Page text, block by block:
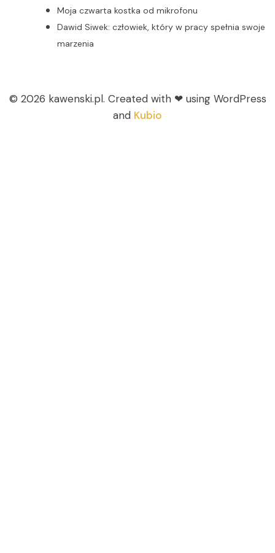
Moja czwarta kostka od mikrofonu
Dawid Siwek: człowiek, który w pracy spełnia swoje
marzenia
© 2026 kawenski.pl. Created with ❤ using WordPress
and Kubio